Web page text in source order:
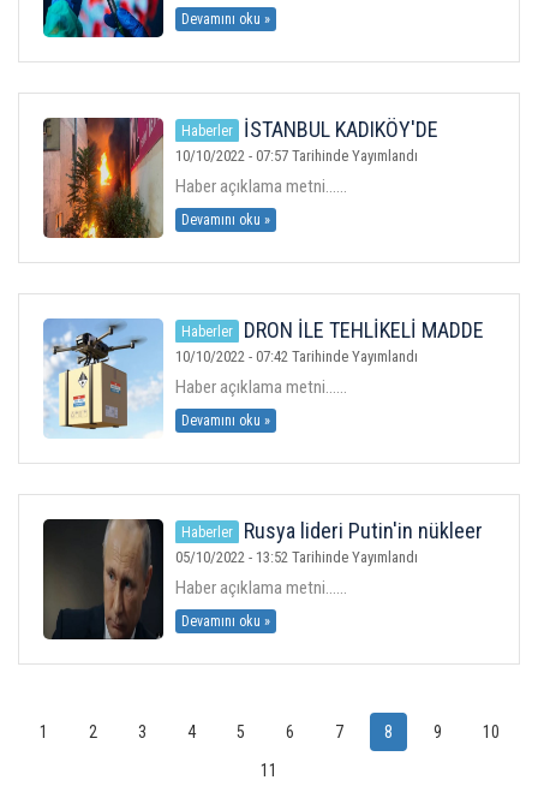
Devamını oku »
Haberler
İSTANBUL KADIKÖY'DE
PATLAMA
10/10/2022 - 07:57 Tarihinde Yayımlandı
Haber açıklama metni......
Devamını oku »
Haberler
DRON İLE TEHLİKELİ MADDE
TESLİMATLARI
10/10/2022 - 07:42 Tarihinde Yayımlandı
Haber açıklama metni......
Devamını oku »
Haberler
Rusya lideri Putin'in nükleer
tehdidi sonrası halka potasyum iyot
hapları dağıtılmaya başlandı
05/10/2022 - 13:52 Tarihinde Yayımlandı
Haber açıklama metni......
Devamını oku »
1 2 3 4 5 6 7 8 9
10
11